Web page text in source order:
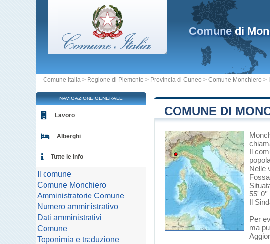
Comunedi
Comune Italia > Regione di Piemonte > Provincia di Cuneo > Comune Monchiero >
COMUNE DI
Il
Nelle
55' 0''
Il
Per
ma
NAVIGAZIONE GENERALE
Lavoro
Alberghi
Tutte le info
Il comune
Comune Monchiero
Amministratorie Comune
Numero amministrativo
Dati amministrativi
Comune
Toponimia e traduzione